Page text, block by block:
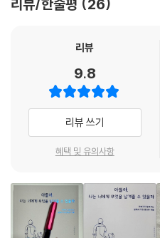
나는 자신과의 갈등은 때론 삶의 중
사람이 있다면 배움은 항상 어디에
니 나 홀로 있더라도 스스로 배울 게
러보기만 하면 배움은 어디에나 있
마치 신이 우리에게 내어준 ‘숨은 그
는 의미를 찾으며 살아가는 게 아닐
동공이 확 열리는 것처럼, 미처 깨닫
우리의 마음과 생각이 확 열릴 거라
--- p.162
미리 알았다면 더 좋았을 것들, 삶에
깨달음을 정돈하면서 아이에게 어
장에서는 아낌없는 사랑과 응원, 단
판이 되어줄 것이다.
리뷰/한줄평 26
리뷰
9.8
리뷰 쓰기
혜택 및 유의사항